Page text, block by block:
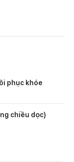
phục khóe
chiều dọc)